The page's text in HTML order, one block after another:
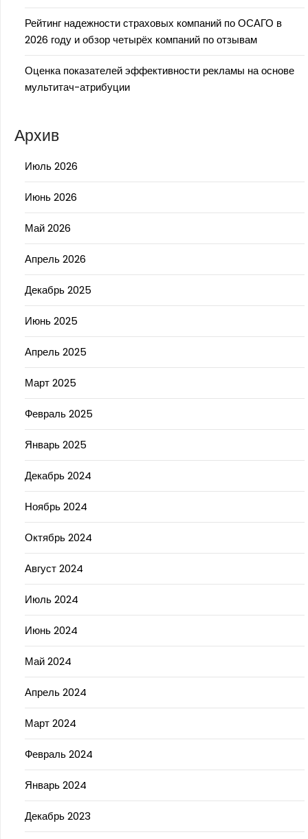
Рейтинг надежности страховых компаний по ОСАГО в
2026 году и обзор четырёх компаний по отзывам
Оценка показателей эффективности рекламы на основе
мультитач-атрибуции
Архив
Июль 2026
Июнь 2026
Май 2026
Апрель 2026
Декабрь 2025
Июнь 2025
Апрель 2025
Март 2025
Февраль 2025
Январь 2025
Декабрь 2024
Ноябрь 2024
Октябрь 2024
Август 2024
Июль 2024
Июнь 2024
Май 2024
Апрель 2024
Март 2024
Февраль 2024
Январь 2024
Декабрь 2023